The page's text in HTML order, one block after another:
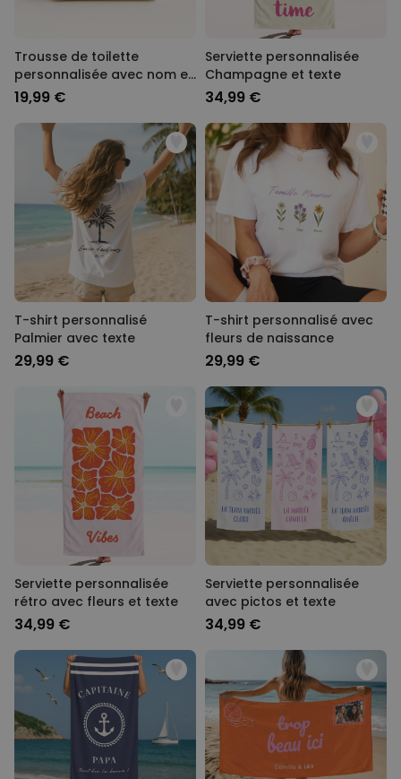
Trousse de toilette
personnalisée avec nom et
picto
19,99 €
Serviette personnalisée
Champagne et texte
34,99 €
T-shirt personnalisé
Palmier avec texte
29,99 €
T-shirt personnalisé avec
fleurs de naissance
29,99 €
Serviette personnalisée
rétro avec fleurs et texte
34,99 €
Serviette personnalisée
avec pictos et texte
34,99 €